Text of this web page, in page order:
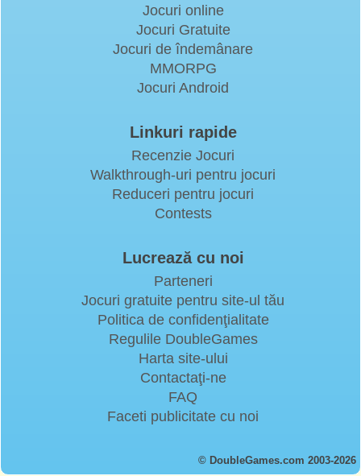
Jocuri online
Jocuri Gratuite
Jocuri de îndemânare
MMORPG
Jocuri Android
Linkuri rapide
Recenzie Jocuri
Walkthrough-uri pentru jocuri
Reduceri pentru jocuri
Contests
Lucrează cu noi
Parteneri
Jocuri gratuite pentru site-ul tău
Politica de confidenţialitate
Regulile DoubleGames
Harta site-ului
Contactaţi-ne
FAQ
Faceti publicitate cu noi
© DoubleGames.com 2003-2026